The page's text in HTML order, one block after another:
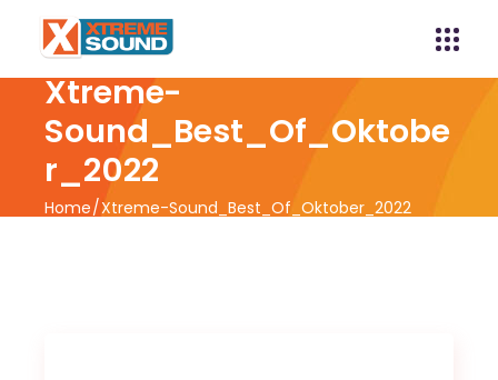
Xtreme-
Sound_Best_Of_Oktobe
r_2022
Home Xtreme-Sound_Best_Of_Oktober_2022